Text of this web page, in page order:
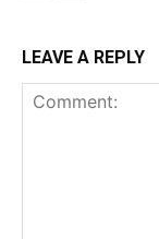
LEAVE A REPLY